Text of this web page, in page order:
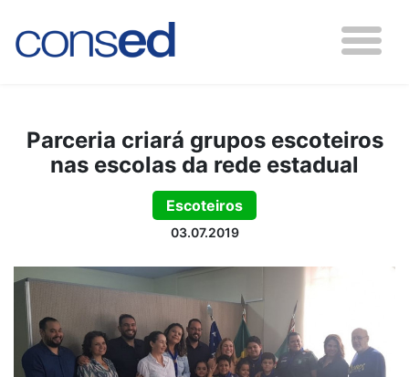
Parceria criará grupos escoteiros
nas escolas da rede estadual
Escoteiros
03.07.2019